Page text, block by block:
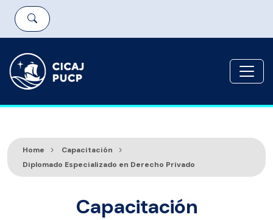
Home
Capacitación
Diplomado Especializado en Derecho Privado
Capacitación